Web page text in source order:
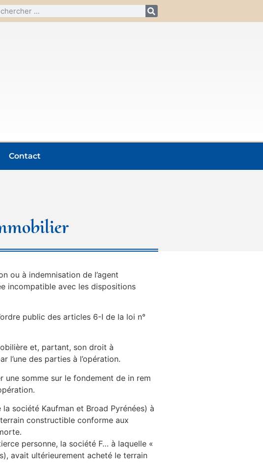
Contact
ou à indemnisation de l’agent
incompatible avec les dispositions
public des articles 6-I de la loi n°
et, partant, son droit à
l’une des parties à l’opération.
une somme sur le fondement de in rem
société Kaufman et Broad Pyrénées) à
constructible conforme aux
personne, la société F… à laquelle «
avait ultérieurement acheté le terrain